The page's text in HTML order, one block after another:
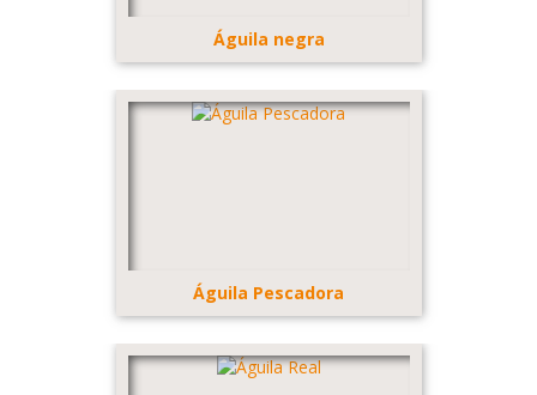
Águila negra
Águila Pescadora